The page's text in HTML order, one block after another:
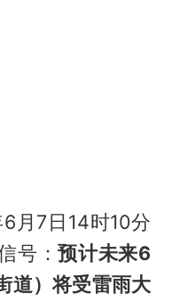
月7日14时10分
号：预计未来6
道）将受雷雨大